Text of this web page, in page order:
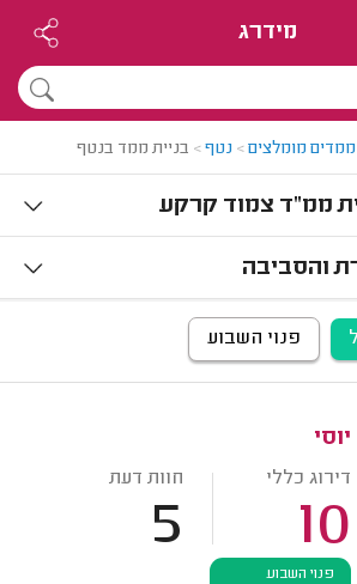
מידרג
מומלצים> נטף> בניית ממד בנטף
ממ"ד צמוד קרקע
והסביבה
פנוי השבוע
יוסי
דירוג כללי
10
חוות דעת
5
פנוי השבוע